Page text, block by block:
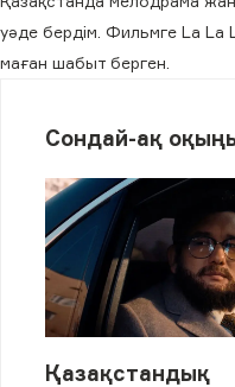
уәде бердім. Фильмге La
маған шабыт берген.
Сондай-ақ
Қазақстандық